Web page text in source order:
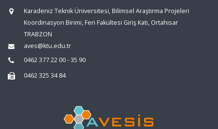
Karadeniz Teknik Üniversitesi, Bilimsel Araştırma Projeleri
Koordinasyon Birimi, Fen Fakültesi Giriş Katı, Ortahisar
TRABZON
aves@ktu.edu.tr
0462 377 22 00 - 35 90
0462 325 34 84